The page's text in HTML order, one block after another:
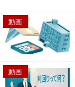
動画
動画